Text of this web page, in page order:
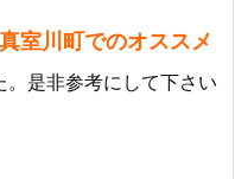
真室川町でのオススメ
。是非参考にして下さい